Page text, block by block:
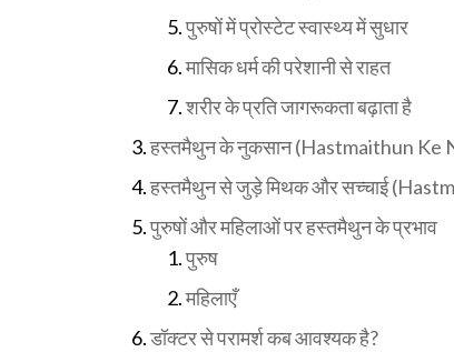
पुरुषों में प्रोस्टेट स्वास्थ्य में सुधार
मासिक धर्म की परेशानी से राहत
शरीर के प्रति जागरूकता बढ़ाता है
हस्तमैथुन के नुकसान (Hastmaithun Ke
हस्तमैथुन से जुड़े मिथक और सच्चाई
पुरुषों और महिलाओं पर हस्तमैथुन के प्रभाव
पुरुष
महिलाएँ
डॉक्टर से परामर्श कब आवश्यक है?